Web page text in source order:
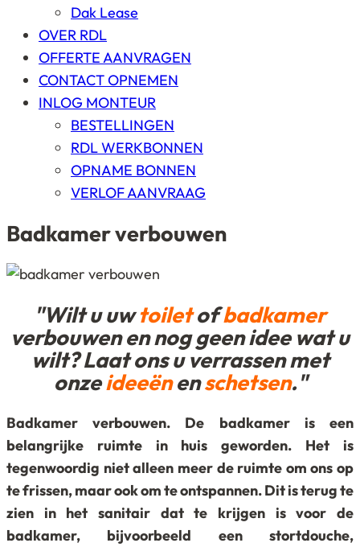
Dak Lease
OVER RDL
OFFERTE AANVRAGEN
CONTACT OPNEMEN
INLOG MONTEUR
BESTELLINGEN
RDL WERKBONNEN
OPNAME BONNEN
VERLOF AANVRAAG
Badkamer verbouwen
"Wilt u uwtoiletofbadkamer
verbouwen en nog geen idee wat u
wilt? Laat ons u verrassen met
onzeideeënenschetsen."
Badkamer verbouwen. De badkamer is een
belangrijke ruimte in huis geworden. Het is
tegenwoordig niet alleen meer de ruimte om ons op
te frissen, maar ook om te ontspannen. Dit is terug te
zien in het sanitair dat te krijgen is voor de
badkamer, bijvoorbeeld een stortdouche,